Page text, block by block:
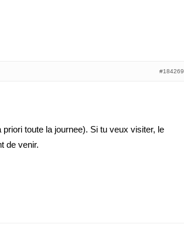
#184269
toute la journee). Si tu veux visiter, le
de venir.